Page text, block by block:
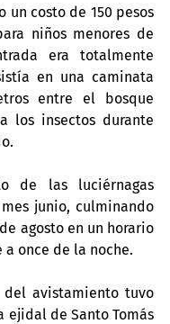
un costo de 150 pesos
niños menores de
era totalmente
en una caminata
entre el bosque
los insectos durante
de las luciérnagas
junio, culminando
agosto en un horario
once de la noche.
del avistamiento tuvo
ejidal de Santo Tomás